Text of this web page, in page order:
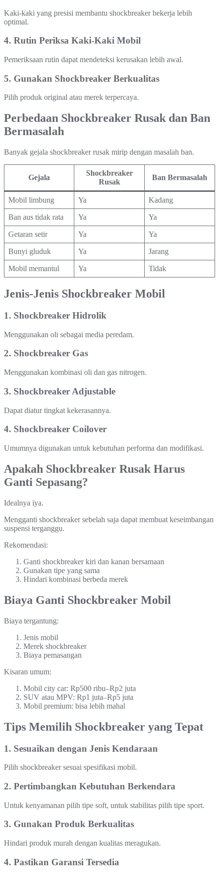
Kaki-kaki yang presisi membantu shockbreaker bekerja lebih
optimal.
4. Rutin Periksa Kaki-Kaki Mobil
Pemeriksaan rutin dapat mendeteksi kerusakan lebih awal.
5. Gunakan Shockbreaker Berkualitas
Pilih produk original atau merek terpercaya.
Perbedaan Shockbreaker Rusak dan Ban
Bermasalah
Banyak gejala shockbreaker rusak mirip dengan masalah ban.
Gejala
Shockbreaker
Rusak
Ban Bermasalah
Mobil limbung Ya Kadang
Ban aus tidak rata Ya Ya
Getaran setir Ya Ya
Bunyi gluduk Ya Jarang
Mobil memantul Ya Tidak
Jenis-Jenis Shockbreaker Mobil
1. Shockbreaker Hidrolik
Menggunakan oli sebagai media peredam.
2. Shockbreaker Gas
Menggunakan kombinasi oli dan gas nitrogen.
3. Shockbreaker Adjustable
Dapat diatur tingkat kekerasannya.
4. Shockbreaker Coilover
Umumnya digunakan untuk kebutuhan performa dan modifikasi.
Apakah Shockbreaker Rusak Harus
Ganti Sepasang?
Idealnya iya.
Mengganti shockbreaker sebelah saja dapat membuat keseimbangan
suspensi terganggu.
Rekomendasi:
Ganti shockbreaker kiri dan kanan bersamaan
Gunakan tipe yang sama
Hindari kombinasi berbeda merek
Biaya Ganti Shockbreaker Mobil
Biaya tergantung:
Jenis mobil
Merek shockbreaker
Biaya pemasangan
Kisaran umum:
Mobil city car: Rp500 ribu–Rp2 juta
SUV atau MPV: Rp1 juta–Rp5 juta
Mobil premium: bisa lebih mahal
Tips Memilih Shockbreaker yang Tepat
1. Sesuaikan dengan Jenis Kendaraan
Pilih shockbreaker sesuai spesifikasi mobil.
2. Pertimbangkan Kebutuhan Berkendara
Untuk kenyamanan pilih tipe soft, untuk stabilitas pilih tipe sport.
3. Gunakan Produk Berkualitas
Hindari produk murah dengan kualitas meragukan.
4. Pastikan Garansi Tersedia